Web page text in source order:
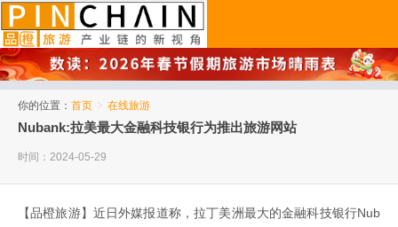
你的位置： 首页 > 在线旅游
Nubank:拉美最大金融科技银行为推出旅游网站
时间：2024-05-29
【品橙旅游】近日外媒报道称，拉丁美洲最大的金融科技银行Nub